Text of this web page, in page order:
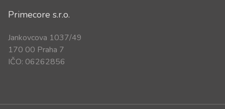
Primecore s.r.o.
Jankovcova 1037/49
170 00 Praha 7
IČO: 06262856